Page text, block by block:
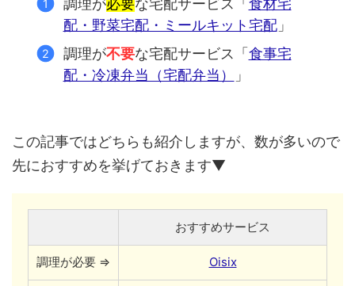
配・野菜宅配・ミールキット宅配」
調理が不要な宅配サービス「食事宅
配・冷凍弁当（宅配弁当）
」
この記事ではどちらも紹介しますが、数が多いので
先におすすめを挙げておきます▼
おすすめサービス
調理が必要 ⇒ Oisix